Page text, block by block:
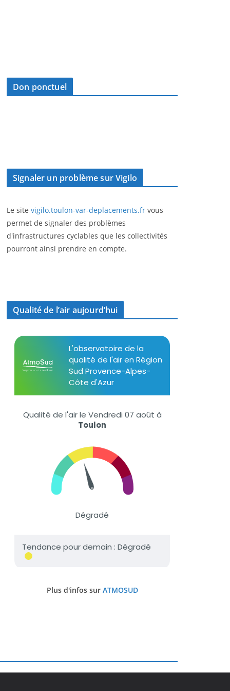
Don ponctuel
Signaler un problème sur Vigilo
Le site vigilo.toulon-var-deplacements.fr vous
permet de signaler des problèmes
d'infrastructures cyclables que les collectivités
pourront ainsi prendre en compte.
Qualité de l’air aujourd’hui
Plus d'infos sur ATMOSUD